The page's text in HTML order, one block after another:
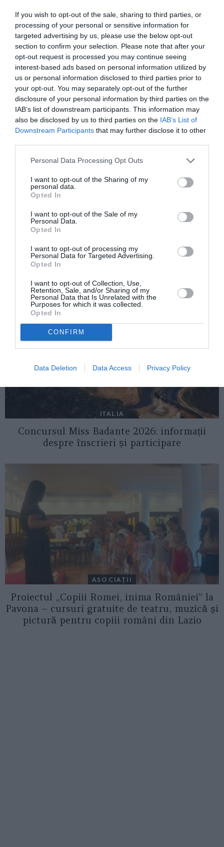
If you wish to opt-out of the sale, sharing to third parties, or
processing of your personal or sensitive information for
targeted advertising by us, please use the below opt-out
section to confirm your selection. Please note that after your
opt-out request is processed you may continue seeing
interest-based ads based on personal information utilized by
us or personal information disclosed to third parties prior to
your opt-out. You may separately opt-out of the further
disclosure of your personal information by third parties on the
IAB’s list of downstream participants. This information may
also be disclosed by us to third parties on the IAB’s List of
Downstream Participants that may further disclose it to other
Personal Data Processing Opt Outs
I want to opt-out of the Sharing of my
personal data.
Opted In
I want to opt-out of the Sale of my
Personal Data.
Opted In
I want to opt-out of processing my
Personal Data for Targeted Advertising.
Opted In
I want to opt-out of Collection, Use,
Retention, Sale, and/or Sharing of my
Personal Data that Is Unrelated with the
Purposes for which it was collected.
Opted In
CONFIRM
Data Deletion Data Access Privacy Policy
întunecate și îmbrăcate în saci negri.
Aș da tinerilor odoză majoră de nebunie, să se bată
între ei pentru partenerele de dragoste, să se sărute
provocator prin mijloacele de transport public…
continuă peBlogazeta
Articolul anterior
premieră la Bucureşti. Angela Gheorghiu,
invitat special
Următorul articol
Românii au cel mai mare drapel din lume:
7 hectare de naţionalism
ASEMENEA
ITALIA
Concursul Miss Badante 2026: informații
despre înscrieri și participare
ASOCIAŢII
Proiectul „Copiii Romei, inima României” la
Pavona – cursuri gratuite de teatru, muzică și
pictură pentru copiii români din Lazio